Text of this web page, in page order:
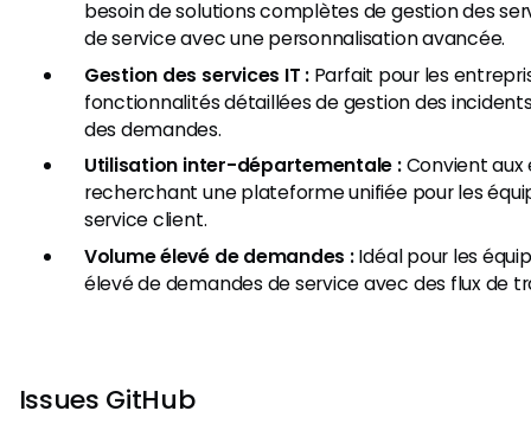
besoin de solutions complètes de gestion des
de service avec une personnalisation avancée.
Gestion des services IT :Parfait pour les
fonctionnalités détaillées de gestion des
des demandes.
Utilisation inter-départementale :Convient aux
recherchant une plateforme unifiée pour les
service client.
Volume élevé de demandes :Idéal pour les
élevé de demandes de service avec des flux de
Issues GitHub